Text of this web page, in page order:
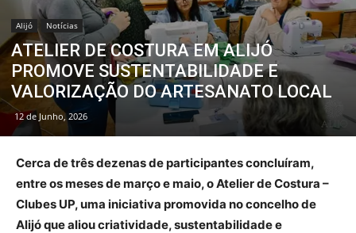
Alijó Notícias
ATELIER DE COSTURA EM ALIJÓ
PROMOVE SUSTENTABILIDADE E
VALORIZAÇÃO DO ARTESANATO LOCAL
12 de Junho, 2026
Cerca de três dezenas de participantes concluíram,
entre os meses de março e maio, o Atelier de Costura –
Clubes UP, uma iniciativa promovida no concelho de
Alijó que aliou criatividade, sustentabilidade e